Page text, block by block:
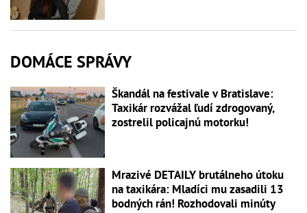
DOMÁCE SPRÁVY
Škandál na festivale v Bratislave:
Taxikár rozvážal ľudí zdrogovaný,
zostrelil policajnú motorku!
Mrazivé DETAILY brutálneho útoku
na taxikára: Mladíci mu zasadili 13
bodných rán! Rozhodovali minúty